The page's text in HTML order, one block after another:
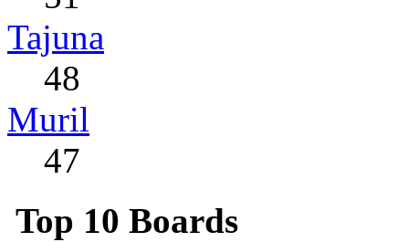
Tajuna
48
Muril
47
Top 10 Boards